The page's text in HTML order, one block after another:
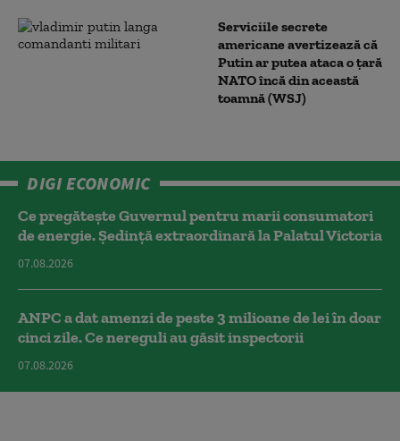
Serviciile secrete
americane avertizează că
Putin ar putea ataca o țară
NATO încă din această
toamnă (WSJ)
DIGI ECONOMIC
Ce pregătește Guvernul pentru marii consumatori
de energie. Ședință extraordinară la Palatul Victoria
07.08.2026
ANPC a dat amenzi de peste 3 milioane de lei în doar
cinci zile. Ce nereguli au găsit inspectorii
07.08.2026